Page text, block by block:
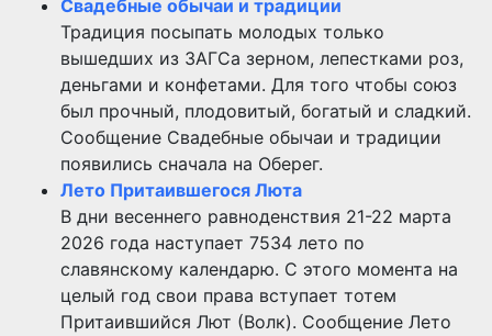
Свадебные обычаи и традиции
Традиция посыпать молодых только
вышедших из ЗАГСа зерном, лепестками роз,
деньгами и конфетами. Для того чтобы союз
был прочный, плодовитый, богатый и сладкий.
Сообщение Свадебные обычаи и традиции
появились сначала на Оберег.
Лето Притаившегося Люта
В дни весеннего равноденствия 21-22 марта
2026 года наступает 7534 лето по
славянскому календарю. С этого момента на
целый год свои права вступает тотем
Притаившийся Лют (Волк). Сообщение Лето